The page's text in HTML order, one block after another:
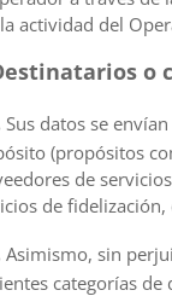
actividad del
o
Sus datos se
(propósitos
de
de fidelización,
Asimismo, sin
categorías